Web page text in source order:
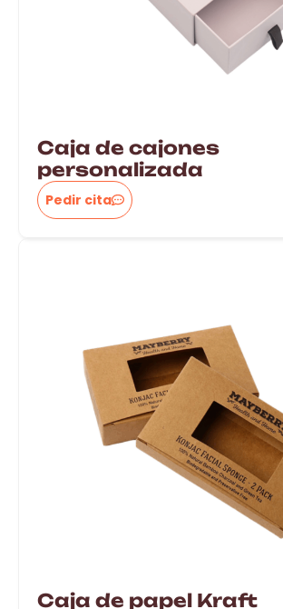
Caja de cajones
personalizada
Pedir cita
Caja de papel Kraft